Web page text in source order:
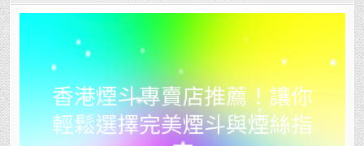
港
店
推
讓
你
輕
鬆
選
擇